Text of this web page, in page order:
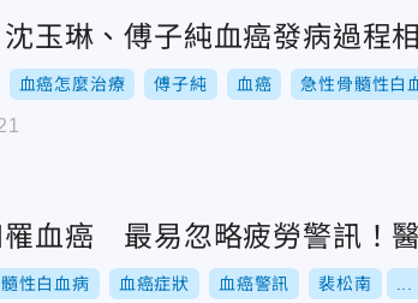
玉琳、傅子純血癌發病過
血癌怎麼治療 傅子純 血癌 急性骨髓性白
血癌 最易忽略疲勞警訊！
性白血病 血癌症狀 血癌警訊 裴松南